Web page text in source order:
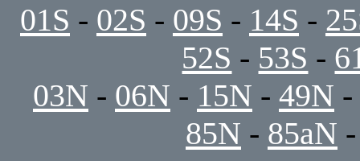
01S - 02S - 09S - 14S -
52S - 53S -
03N - 06N - 15N - 49N -
85N - 85aN